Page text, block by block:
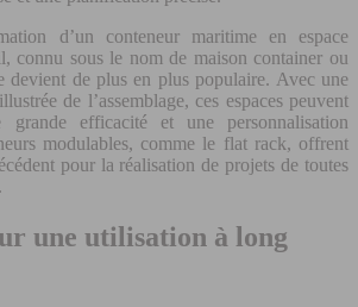
d’un conteneur maritime en espace
connu sous le nom de maison container ou
devient de plus en plus populaire. Avec une
de l’assemblage, ces espaces peuvent
grande efficacité et une personnalisation
modulables, comme le flat rack, offrent
pour la réalisation de projets de toutes
une utilisation à long